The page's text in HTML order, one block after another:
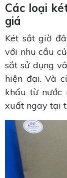
Các loại
giá
Két sắt giờ
với nhu cầu
sắt sử dụng
hiện đại. Và
khẩu từ nước
xuất ngay tại